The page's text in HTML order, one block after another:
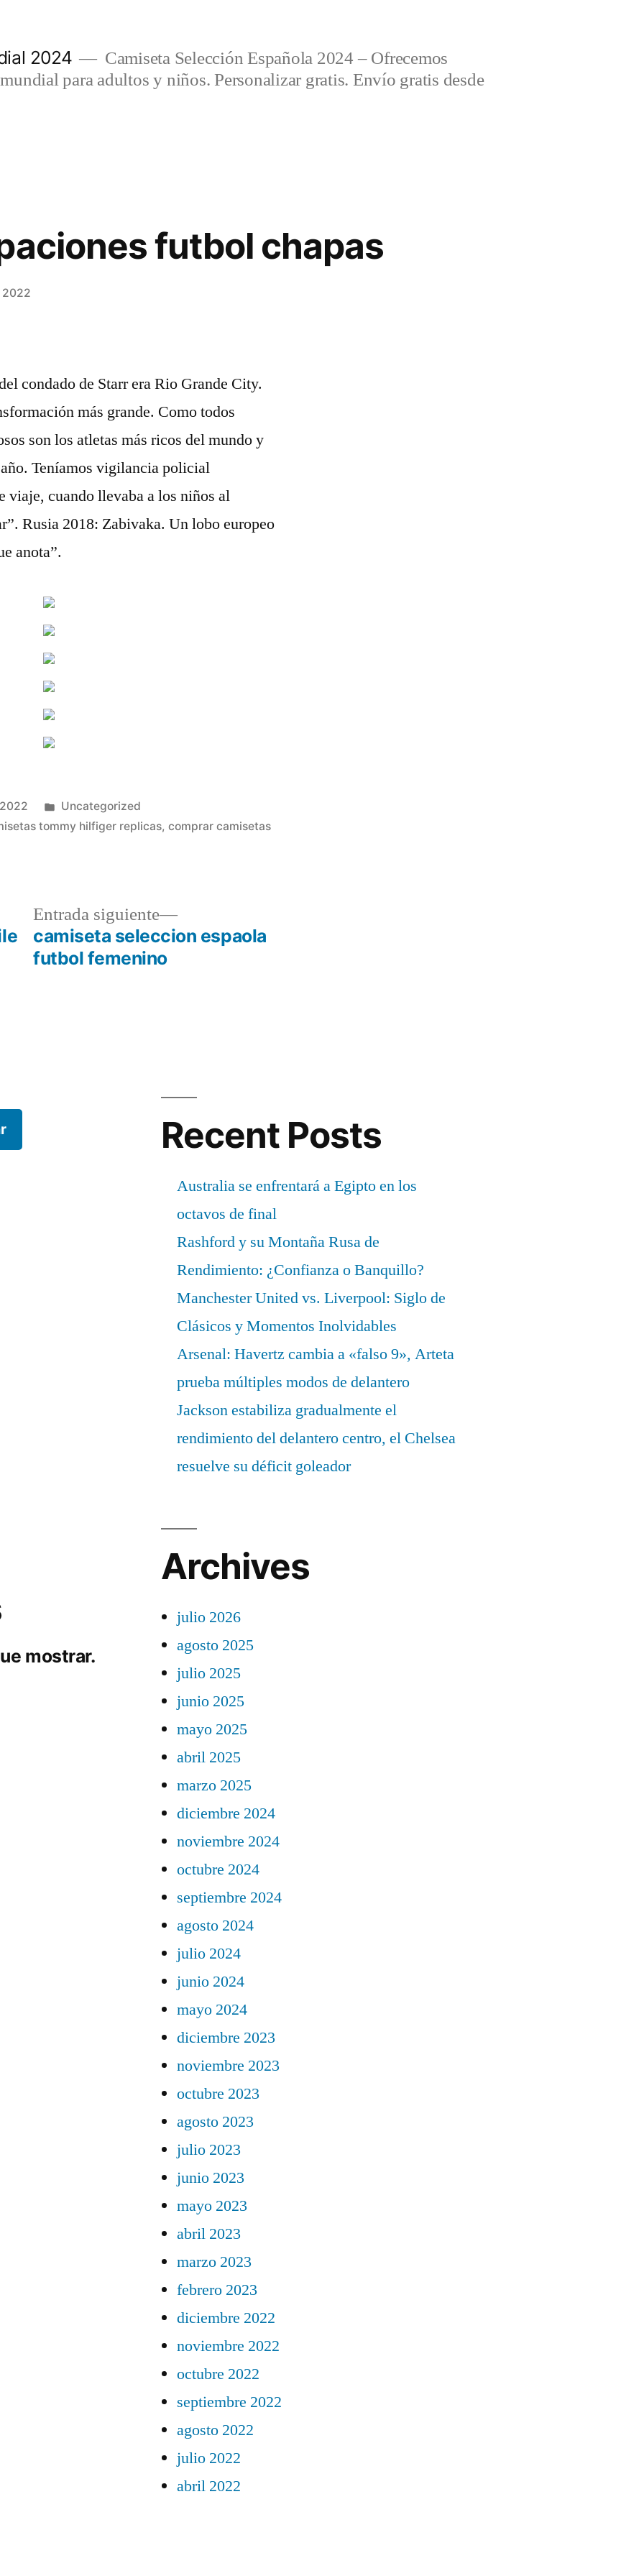
2024
Camiseta Selección Española 2024 – Ofrecemos
para adultos y niños. Personalizar gratis. Envío gratis desde
futbol chapas
2022
condado de Starr era Rio Grande City.
más grande. Como todos
son los atletas más ricos del mundo y
Teníamos vigilancia policial
viaje, cuando llevaba a los niños al
Rusia 2018: Zabivaka. Un lobo europeo
anota”.
Publicado
en
Uncategorized
tommy hilfiger replicas,comprar camisetas
Entrada siguiente
Entrada
siguiente:
camiseta seleccion espaola
futbol femenino
Recent Posts
Australia se enfrentará a Egipto en los
octavos de final
Rashford y su Montaña Rusa de
Rendimiento: ¿Confianza o Banquillo?
Manchester United vs. Liverpool: Siglo de
Clásicos y Momentos Inolvidables
Arsenal: Havertz cambia a «falso 9», Arteta
prueba múltiples modos de delantero
Jackson estabiliza gradualmente el
rendimiento del delantero centro, el Chelsea
resuelve su déficit goleador
mostrar.
Archives
julio 2026
agosto 2025
julio 2025
junio 2025
mayo 2025
abril 2025
marzo 2025
diciembre 2024
noviembre 2024
octubre 2024
septiembre 2024
agosto 2024
julio 2024
junio 2024
mayo 2024
diciembre 2023
noviembre 2023
octubre 2023
agosto 2023
julio 2023
junio 2023
mayo 2023
abril 2023
marzo 2023
febrero 2023
diciembre 2022
noviembre 2022
octubre 2022
septiembre 2022
agosto 2022
julio 2022
abril 2022